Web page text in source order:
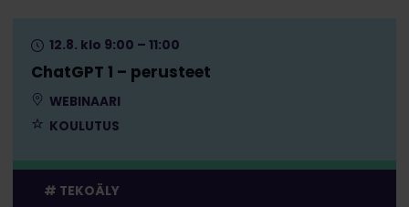
ChatGPT 1 – perusteet
12.8. klo 9:00 – 11:00
WEBINAARI
KOULUTUS
TEKOÄLY